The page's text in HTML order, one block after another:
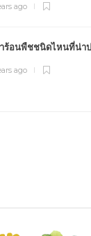
ago
ร้อนพืชชนิดไหนที่น่าป
ago